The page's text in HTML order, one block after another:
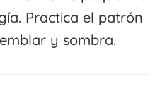
Practica el patrón
y sombra.